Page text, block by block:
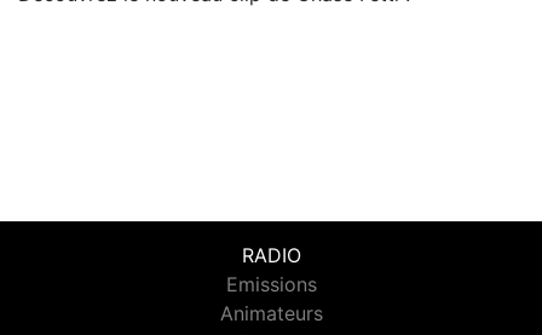
RADIO
Emissions
Animateurs